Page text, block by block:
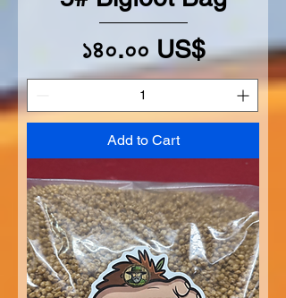
Price
১৪০.০০ US$
Add to Cart